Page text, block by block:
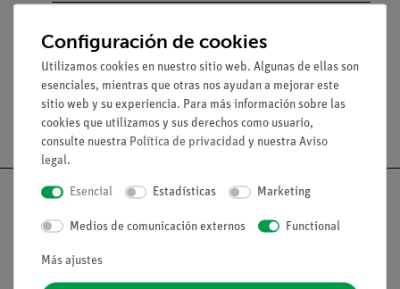
29/32
Configuración de cookies
Utilizamos cookies en nuestro sitio web. Algunas de ellas son
esenciales, mientras que otras nos ayudan a mejorar este
sitio web y su experiencia. Para más información sobre las
cookies que utilizamos y sus derechos como usuario,
consulte nuestra Política de privacidad y nuestra Aviso
legal.
Esencial Estadísticas Marketing
Medios de comunicación externos Functional
Más ajustes